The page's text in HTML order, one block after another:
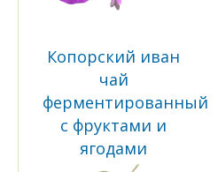
Копорский иван
чай
ферментированный
с фруктами и
ягодами